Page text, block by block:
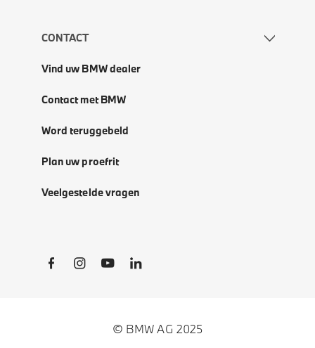
CONTACT
Vind uw BMW dealer
Contact met BMW
Word teruggebeld
Plan uw proefrit
Veelgestelde vragen
Social Links
© BMW AG 2025